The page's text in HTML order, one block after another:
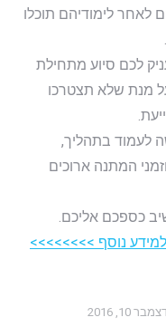
לאחר לימודיהם תוכלו
.
לכם סיוע מתחילת
מנת שלא תצטרכו
לעמוד בתהליך,
המתנה ארוכים
כספכם אליכם.
למידע נוסף >>>>>>>>
10, 2016